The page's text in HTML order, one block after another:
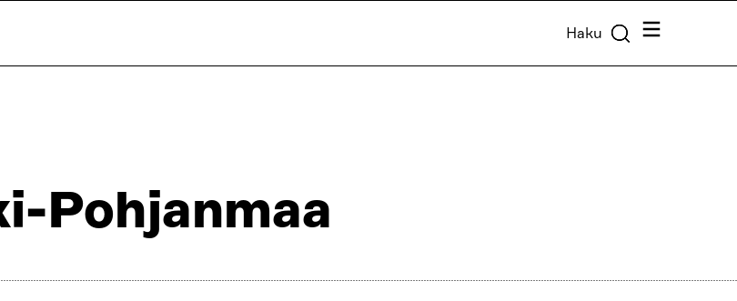
Haku Valikko
Pohjanmaa